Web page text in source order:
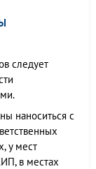
следует
наноситься с
у мест
в местах